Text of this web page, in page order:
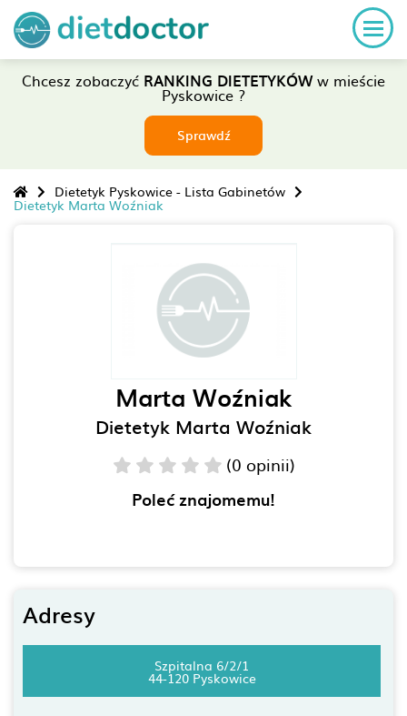
Chcesz zobaczyć RANKING DIETETYKÓWw mieście
Pyskowice ?
Sprawdź
Dietetyk Pyskowice - Lista Gabinetów
Dietetyk Marta Woźniak
Marta Woźniak
Dietetyk Marta Woźniak
(0 opinii)
Poleć znajomemu!
Adresy
Szpitalna 6/2/1
44-120 Pyskowice